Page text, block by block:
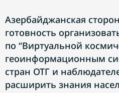
Азербайджанская
готовность
по “Виртуальной
геоинформационным
стран ОТГ и
расширить знания